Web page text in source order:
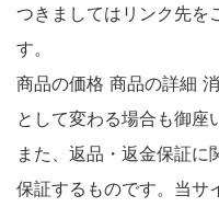
つきましてはリンク先を
す。
商品の価格 商品の詳細
として変わる場合も御座
また、返品・返金保証
保証するものです。当サ